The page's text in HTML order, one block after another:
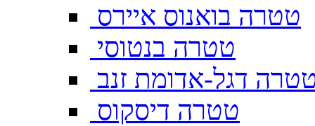
טטרה בואנוס איירס
טטרה בנטוסי
דגל-אדומת זנב
טטרה דיסקוס